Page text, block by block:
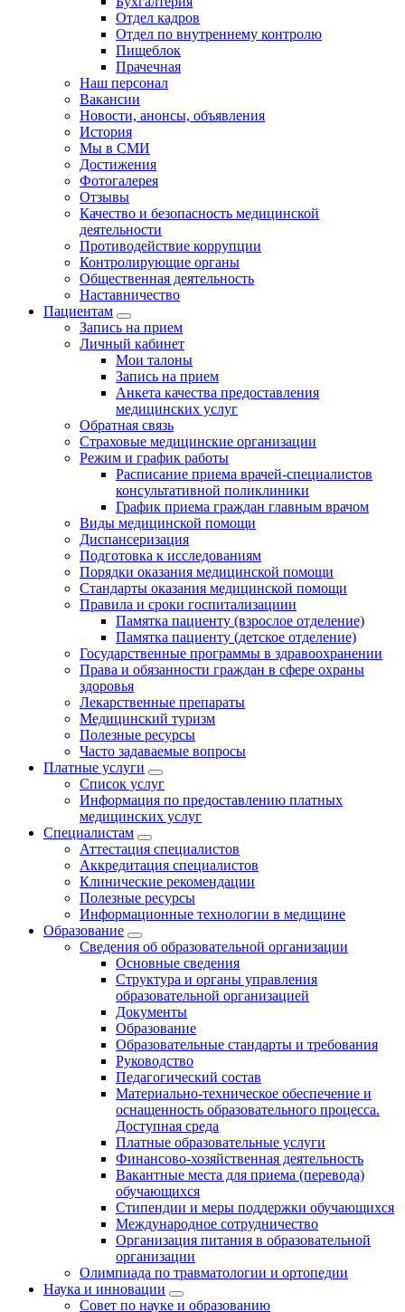
Отдел кадров
Отдел по внутреннему контролю
Пищеблок
Прачечная
Наш персонал
Вакансии
Новости, анонсы, объявления
История
Мы в СМИ
Достижения
Фотогалерея
Отзывы
Качество и безопасность медицинской
деятельности
Противодействие коррупции
Контролирующие органы
Общественная деятельность
Наставничество
Пациентам
Запись на прием
Личный кабинет
Мои талоны
Запись на прием
Анкета качества предоставления
медицинских услуг
Обратная связь
Страховые медицинские организации
Режим и график работы
Расписание приема врачей-специалистов
консультативной поликлиники
График приема граждан главным врачом
Виды медицинской помощи
Диспансеризация
Подготовка к исследованиям
Порядки оказания медицинской помощи
Стандарты оказания медицинской помощи
Правила и сроки госпитализациии
Памятка пациенту (взрослое отделение)
Памятка пациенту (детское отделение)
Государственные программы в здравоохранении
Права и обязанности граждан в сфере охраны
здоровья
Лекарственные препараты
Медицинский туризм
Полезные ресурсы
Часто задаваемые вопросы
Платные услуги
Список услуг
Информация по предоставлению платных
медицинских услуг
Специалистам
Аттестация специалистов
Аккредитация специалистов
Клинические рекомендации
Полезные ресурсы
Информационные технологии в медицине
Образование
Сведения об образовательной организации
Основные сведения
Структура и органы управления
образовательной организацией
Документы
Образование
Образовательные стандарты и требования
Руководство
Педагогический состав
Материально-техническое обеспечение и
оснащенность образовательного процесса.
Доступная среда
Платные образовательные услуги
Финансово-хозяйственная деятельность
Вакантные места для приема (перевода)
обучающихся
Стипендии и меры поддержки обучающихся
Международное сотрудничество
Организация питания в образовательной
организации
Олимпиада по травматологии и ортопедии
Наука и инновации
Совет по науке и образованию